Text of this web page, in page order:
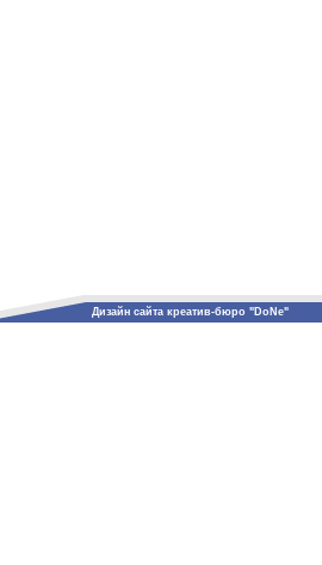
Дизайн сайта креатив-бюро "DoNe"